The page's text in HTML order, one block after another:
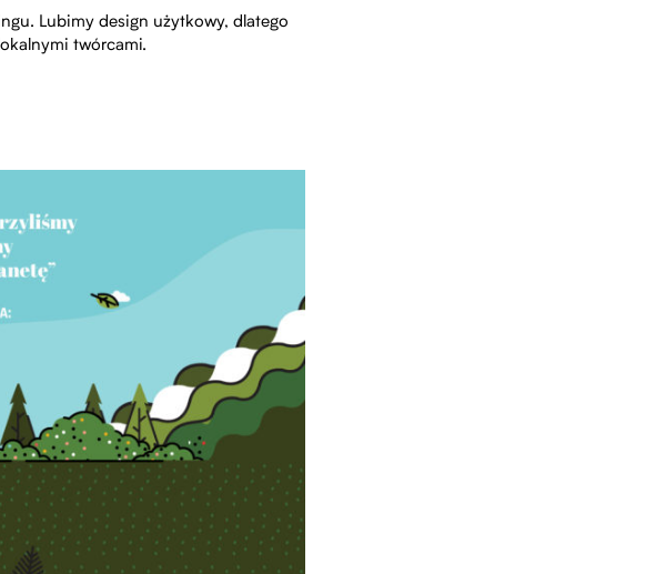
Lubimy design użytkowy, dlatego
twórcami.